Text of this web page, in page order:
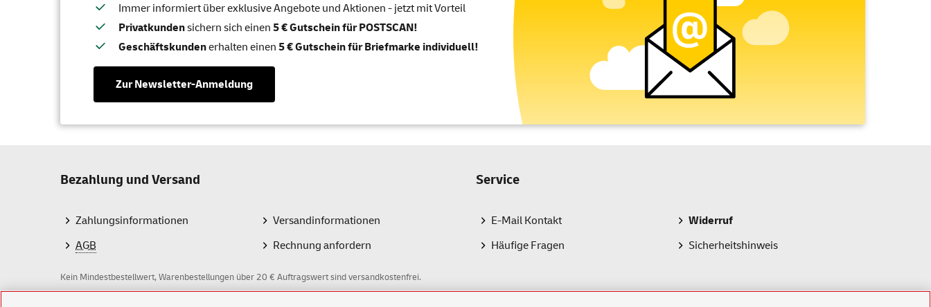
Immer informiert über exklusive Angebote und Aktionen - jetzt mit Vorteil
Privatkundensichern sich einen 5 € Gutschein für POSTSCAN!
Geschäftskundenerhalten einen 5 € Gutschein für Briefmarke individuell!
Zur Newsletter-Anmeldung
Bezahlung und Versand
Zahlungsinformationen
AGB
Versandinformationen
Rechnung anfordern
Service
E-Mail Kontakt
Häufige Fragen
Widerruf
Sicherheitshinweis
Kein Mindestbestellwert, Warenbestellungen über 20 € Auftragswert sind versandkostenfrei.